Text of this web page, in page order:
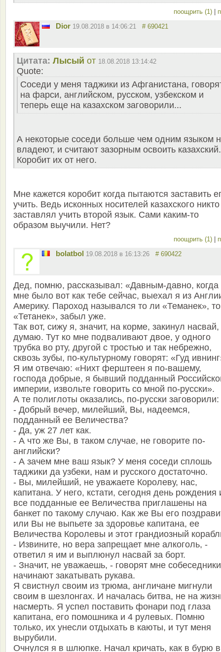
поощрить (1)
Dior 19.08.2018 в 14:06:21 # 690421
Цитата: Лысый от 18.08.2018 13:14:42
Quote:
Соседи у меня таджики из Афганистана,
на фарси, английском, русском, узбекском и
теперь еще на казахском заговорили...
А некоторые соседи больше чем одним языком
владеют, и считают зазорным освоить казахский.
Коробит их от него.
Мне кажется коробит когда пытаются заставить
учить. Ведь исконных носителей казахского
заставлял учить второй язык. Сами каким-то
образом выучили. Нет?
поощрить (1)
bolatbol 19.08.2018 в 16:13:26 # 690422
Дед, помню, рассказывал: «Давным-давно, когда
мне было вот как тебе сейчас, выехал я из
Америку. Пароход назывался то ли «Теманек»,
«Тетанек», забыл уже.
Так вот, сижу я, значит, на корме, закинул насвай,
думаю. Тут ко мне подваливают двое, у одного
трубка во рту, другой с тростью и так небрежно,
сквозь зубы, по-культурному говорят: «Гуд
Я им отвечаю: «Нихт ферштеен я по-вашему,
господа добрые, я бывший подданный
империи, извольте говорить со мной по-русски».
А те полиглоты оказались, по-русски заговорили:
- Добрый вечер, милейший, Вы, надеемся,
подданный ее Величества?
- Да, уж 27 лет как.
- А что же Вы, в таком случае, не говорите по-
английски?
- А зачем мне ваш язык? У меня соседи сплошь
таджики да узбеки, нам и русского достаточно.
- Вы, милейший, не уважаете Королеву, нас,
капитана. У него, кстати, сегодня день рождения
все подданные ее Величества приглашены на
банкет по такому случаю. Как же Вы его
или Вы не выпьете за здоровье капитана, ее
Величества Королевы и этот грандиозный
- Извините, но вера запрещает мне алкоголь, -
ответил я им и выплюнул насвай за борт.
- Значит, не уважаешь, - говорят мне
начинают закатывать рукава.
Я свистнул своим из трюма, англичане мигнули
своим в шезлонгах. И началась битва, не на
насмерть. Я успел поставить фонари под глаза
капитана, его помошника и 4 рулевых. Помню
только, их унесли отдыхать в каюты, и тут меня
вырубили.
Очнулся я в шлюпке. Начал кричать, как в бурю в